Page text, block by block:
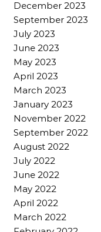
December 2023
September 2023
July 2023
June 2023
May 2023
April 2023
March 2023
January 2023
November 2022
September 2022
August 2022
July 2022
June 2022
May 2022
April 2022
March 2022